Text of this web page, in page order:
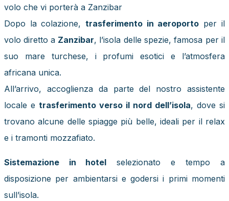
volo che vi porterà a Zanzibar
Dopo la colazione, trasferimento in aeroporto per il
volo diretto a Zanzibar, l’isola delle spezie, famosa per il
suo mare turchese, i profumi esotici e l’atmosfera
africana unica.
All’arrivo, accoglienza da parte del nostro assistente
locale e trasferimento verso il nord dell’isola, dove si
trovano alcune delle spiagge più belle, ideali per il relax
e i tramonti mozzafiato.
Sistemazione in hotel selezionato e tempo a
disposizione per ambientarsi e godersi i primi momenti
sull’isola.